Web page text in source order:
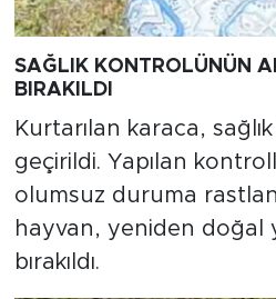
SAĞLIK KONTROLÜNÜN
BIRAKILDI
Kurtarılan karaca,
geçirildi. Yapılan
olumsuz duruma
hayvan, yeniden doğal
bırakıldı.